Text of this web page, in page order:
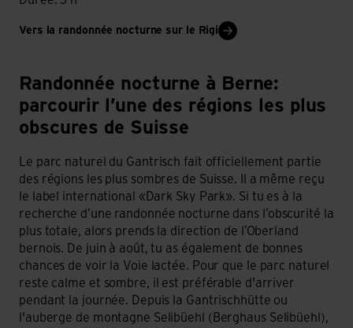
Vers la randonnée nocturne sur le Rigi
Randonnée nocturne à Berne:
parcourir l’une des régions les plus
obscures de Suisse
Le parc naturel du Gantrisch fait officiellement partie
des régions les plus sombres de Suisse. Il a même reçu
le label international «Dark Sky Park». Si tu es à la
recherche d’une randonnée nocturne dans l’obscurité la
plus totale, alors prends la direction de l’Oberland
bernois. De juin à août, tu as également de bonnes
chances de voir la Voie lactée. Pour que le parc naturel
reste calme et sombre, il est préférable d'arriver
pendant la journée. Depuis la Gantrischhütte ou
l'auberge de montagne Selibüehl (Berghaus Selibüehl),